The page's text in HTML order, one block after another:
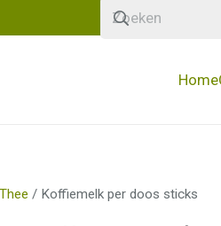
Home
/ Koffiemelk per doos sticks